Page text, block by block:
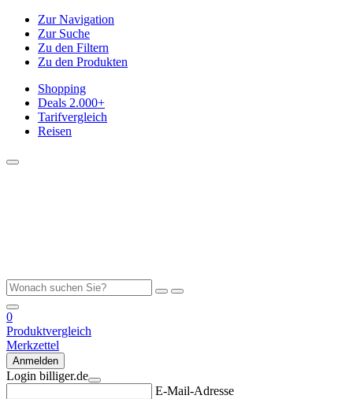
Zur Navigation
Zur Suche
Zu den Filtern
Zu den Produkten
Shopping
Deals 2.000+
Tarifvergleich
Reisen
0
Produktvergleich
Merkzettel
Anmelden
Login billiger.de
E-Mail-Adresse